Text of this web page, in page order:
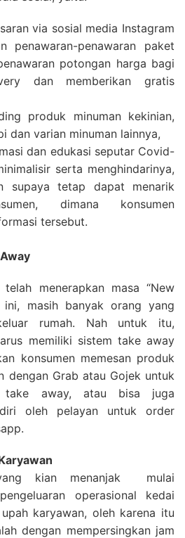
via sosial media Instagram
penawaran-penawaran paket
potongan harga bagi
dan memberikan gratis
produk minuman kekinian,
dan varian minuman lainnya,
dan edukasi seputar Covid-
serta menghindarinya,
supaya tetap dapat menarik
dimana konsumen
tersebut.
menerapkan masa “New
ini, masih banyak orang yang
rumah. Nah untuk itu,
memiliki sistem take away
konsumen memesan produk
dengan Grab atau Gojek untuk
take away, atau bisa juga
oleh pelayan untuk order
kian menanjak mulai
operasional kedai
karyawan, oleh karena itu
dengan mempersingkan jam